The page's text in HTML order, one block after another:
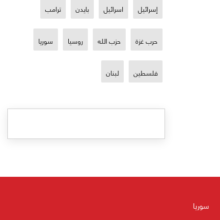
إسرائيل اسرائيل بايدن ترامب
حرب غزة حزب الله روسيا سوريا
فلسطين لبنان
سوريا